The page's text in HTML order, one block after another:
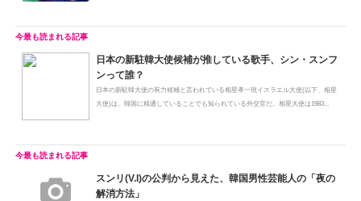
日本の新駐韓大使候補が推している歌手、シン・スンフ
ンって誰？
日本の新駐韓大使の有力候補と言われている相星孝一現イスラエル大使(以下、相星
大使)は、韓国に精通していることでも知られている外交官だ。相星大使は1983...
スンリ(V.I)の公判から見えた、韓国男性芸能人の「夜の
解消方法」